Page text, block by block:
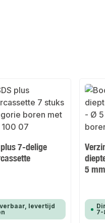
plus 7-delige
levertijd
5 mm
7-